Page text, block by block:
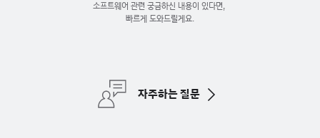
소프트웨어 관련 궁금하신 내용이 있다면,
빠르게 도와드릴게요.
자주하는 질문